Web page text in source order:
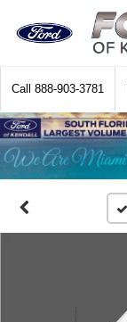
Call 888-903-3781